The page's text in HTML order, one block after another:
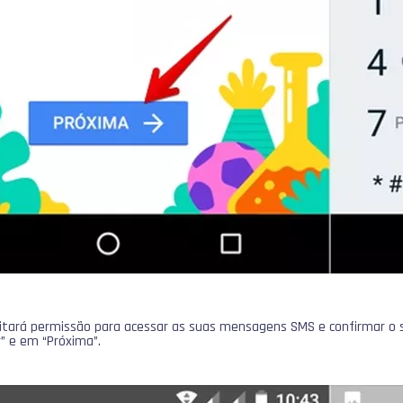
permissão para acessar as suas mensagens SMS e confirmar
e em “Próxima”.